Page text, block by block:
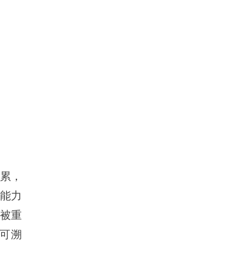
，
力
重
溯